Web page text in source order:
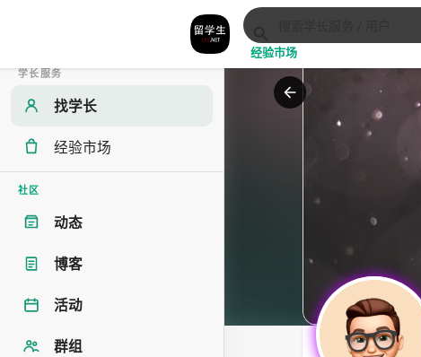
经验市场
学长服务
找学长
经验市场
社区
动态
博客
活动
群组